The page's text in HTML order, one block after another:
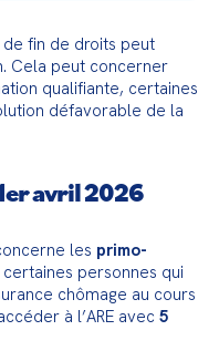
fin de droits peut
Cela peut concerner
qualifiante, certaines
défavorable de la
avril 2026
les primo-
certaines personnes qui
chômage au cours
à l’ARE avec 5